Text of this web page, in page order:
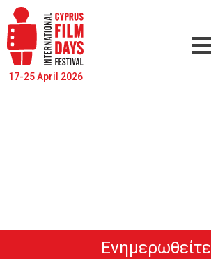
17-25 April 2026
Ενημερωθείτε